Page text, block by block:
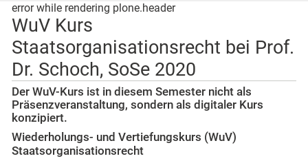
error while rendering plone.header
WuV Kurs
Staatsorganisationsrecht bei Prof.
Dr. Schoch, SoSe 2020
Der WuV-Kurs ist in diesem Semester nicht als
Präsenzveranstaltung, sondern als digitaler Kurs
konzipiert.
Wiederholungs- und Vertiefungskurs (WuV)
Staatsorganisationsrecht